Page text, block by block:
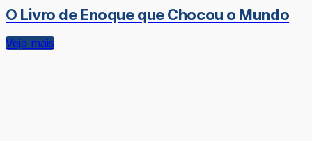
O Livro de Enoque que Chocou o Mundo
Veja mais